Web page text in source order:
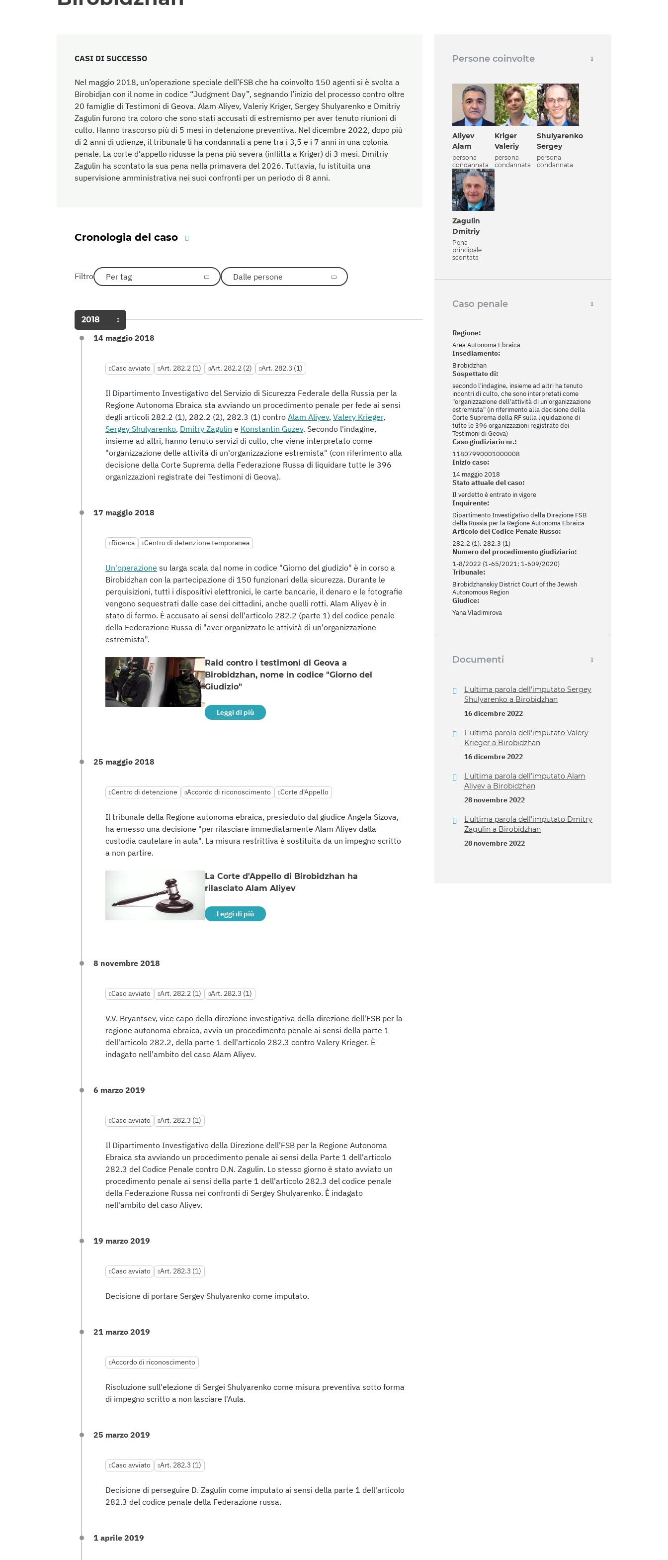
CASI DI SUCCESSO
Nel maggio 2018, un’operazione speciale dell’FSB che ha coinvolto 150 agenti si è svolta a
Birobidjan con il nome in codice “Judgment Day”, segnando l’inizio del processo contro oltre
20 famiglie di Testimoni di Geova. Alam Aliyev, Valeriy Kriger, Sergey Shulyarenko e Dmitriy
Zagulin furono tra coloro che sono stati accusati di estremismo per aver tenuto riunioni di
culto. Hanno trascorso più di 5 mesi in detenzione preventiva. Nel dicembre 2022, dopo più
di 2 anni di udienze, il tribunale li ha condannati a pene tra i 3,5 e i 7 anni in una colonia
penale. La corte d’appello ridusse la pena più severa (inflitta a Kriger) di 3 mesi. Dmitriy
Zagulin ha scontato la sua pena nella primavera del 2026. Tuttavia, fu istituita una
supervisione amministrativa nei suoi confronti per un periodo di 8 anni.
Cronologia del caso
Filtro Per tag Dalle persone
2018
14 maggio 2018
Caso avviato Art. 282.2 (1) Art. 282.2 (2) Art. 282.3 (1)
Il Dipartimento Investigativo del Servizio di Sicurezza Federale della Russia per la
Regione Autonoma Ebraica sta avviando un procedimento penale per fede ai sensi
degli articoli 282.2 (1), 282.2 (2), 282.3 (1) contro Alam Aliyev, Valery Krieger,
Sergey Shulyarenko, Dmitry Zagulin e Konstantin Guzev. Secondo l'indagine,
insieme ad altri, hanno tenuto servizi di culto, che viene interpretato come
"organizzazione delle attività di un'organizzazione estremista" (con riferimento alla
decisione della Corte Suprema della Federazione Russa di liquidare tutte le 396
organizzazioni registrate dei Testimoni di Geova).
17 maggio 2018
Ricerca Centro di detenzione temporanea
Un'operazione su larga scala dal nome in codice "Giorno del giudizio" è in corso a
Birobidzhan con la partecipazione di 150 funzionari della sicurezza. Durante le
perquisizioni, tutti i dispositivi elettronici, le carte bancarie, il denaro e le fotografie
vengono sequestrati dalle case dei cittadini, anche quelli rotti. Alam Aliyev è in
stato di fermo. È accusato ai sensi dell'articolo 282.2 (parte 1) del codice penale
della Federazione Russa di "aver organizzato le attività di un'organizzazione
estremista".
Raid contro i testimoni di Geova a
Birobidzhan, nome in codice "Giorno del
Giudizio"
Leggi di più
25 maggio 2018
Centro di detenzione Accordo di riconoscimento Corte d'Appello
Il tribunale della Regione autonoma ebraica, presieduto dal giudice Angela Sizova,
ha emesso una decisione "per rilasciare immediatamente Alam Aliyev dalla
custodia cautelare in aula". La misura restrittiva è sostituita da un impegno scritto
a non partire.
La Corte d'Appello di Birobidzhan ha
rilasciato Alam Aliyev
Leggi di più
8 novembre 2018
Caso avviato Art. 282.2 (1) Art. 282.3 (1)
V.V. Bryantsev, vice capo della direzione investigativa della direzione dell'FSB per la
regione autonoma ebraica, avvia un procedimento penale ai sensi della parte 1
dell'articolo 282.2, della parte 1 dell'articolo 282.3 contro Valery Krieger. È
indagato nell'ambito del caso Alam Aliyev.
6 marzo 2019
Caso avviato Art. 282.3 (1)
Il Dipartimento Investigativo della Direzione dell'FSB per la Regione Autonoma
Ebraica sta avviando un procedimento penale ai sensi della Parte 1 dell'articolo
282.3 del Codice Penale contro D.N. Zagulin. Lo stesso giorno è stato avviato un
procedimento penale ai sensi della parte 1 dell'articolo 282.3 del codice penale
della Federazione Russa nei confronti di Sergey Shulyarenko. È indagato
nell'ambito del caso Aliyev.
19 marzo 2019
Caso avviato Art. 282.3 (1)
Decisione di portare Sergey Shulyarenko come imputato.
21 marzo 2019
Accordo di riconoscimento
Risoluzione sull'elezione di Sergei Shulyarenko come misura preventiva sotto forma
di impegno scritto a non lasciare l'Aula.
25 marzo 2019
Caso avviato Art. 282.3 (1)
Decisione di perseguire D. Zagulin come imputato ai sensi della parte 1 dell'articolo
282.3 del codice penale della Federazione russa.
1 aprile 2019
Persone coinvolte
Aliyev
Alam
persona
condannata
Kriger
Valeriy
persona
condannata
Shulyarenko
Sergey
persona
condannata
Zagulin
Dmitriy
Pena
principale
scontata
Caso penale
Regione:
Area Autonoma Ebraica
Insediamento:
Birobidzhan
Sospettato di:
secondo l'indagine, insieme ad altri ha tenuto
incontri di culto, che sono interpretati come
"organizzazione dell'attività di un'organizzazione
estremista" (in riferimento alla decisione della
Corte Suprema della RF sulla liquidazione di
tutte le 396 organizzazioni registrate dei
Testimoni di Geova)
Caso giudiziario nr.:
11807990001000008
Inizio caso:
14 maggio 2018
Stato attuale del caso:
Il verdetto è entrato in vigore
Inquirente:
Dipartimento Investigativo della Direzione FSB
della Russia per la Regione Autonoma Ebraica
Articolo del Codice Penale Russo:
282.2 (1), 282.3 (1)
Numero del procedimento giudiziario:
1-8/2022 (1-65/2021; 1-609/2020)
Tribunale:
Birobidzhanskiy District Court of the Jewish
Autonomous Region
Giudice:
Yana Vladimirova
Documenti
L'ultima parola dell'imputato Sergey
Shulyarenko a Birobidzhan
16 dicembre 2022
L'ultima parola dell'imputato Valery
Krieger a Birobidzhan
16 dicembre 2022
L'ultima parola dell'imputato Alam
Aliyev a Birobidzhan
28 novembre 2022
L'ultima parola dell'imputato Dmitry
Zagulin a Birobidzhan
28 novembre 2022